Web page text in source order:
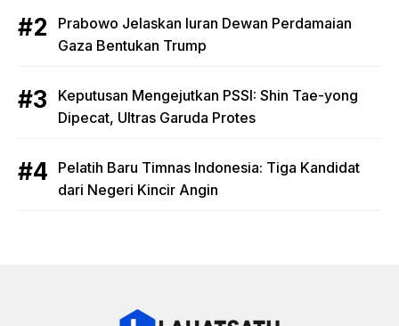
Prabowo Jelaskan Iuran Dewan Perdamaian
Gaza Bentukan Trump
Keputusan Mengejutkan PSSI: Shin Tae-yong
Dipecat, Ultras Garuda Protes
Pelatih Baru Timnas Indonesia: Tiga Kandidat
dari Negeri Kincir Angin